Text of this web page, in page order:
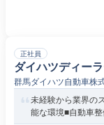
正社員
ダイハツディー
群馬ダイハツ自動車株
未経験から業界の
能な環境■自動車